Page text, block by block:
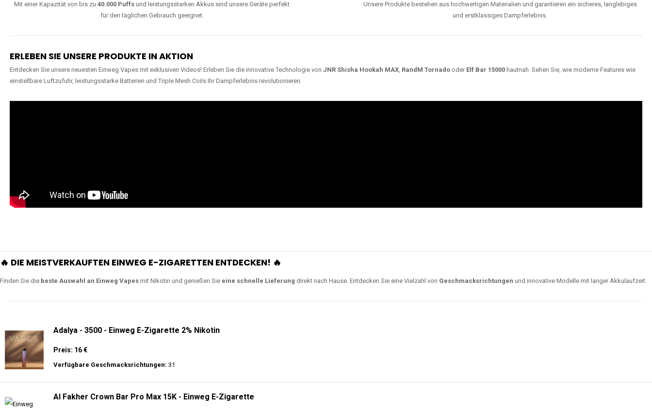
Mit einer Kapazität von bis zu40.000 Puffs und leistungsstarken Akkus sind unsere Geräte perfekt
für den täglichen Gebrauch geeignet.
Unsere Produkte bestehen aus hochwertigen Materialien und garantieren ein sicheres, langlebiges
und erstklassiges Dampferlebnis.
ERLEBEN SIE UNSERE PRODUKTE IN AKTION
Entdecken Sie unsere neuesten Einweg Vapes mit exklusiven Videos! Erleben Sie die innovative Technologie von JNR Shisha Hookah MAX, RandM Tornado oder Elf Bar 15000 hautnah. Sehen Sie, wie moderne Features wie
einstellbare Luftzufuhr, leistungsstarke Batterien und Triple Mesh Coils Ihr Dampferlebnis revolutionieren.
🔥 DIE MEISTVERKAUFTEN EINWEG E-ZIGARETTEN ENTDECKEN! 🔥
Finden Sie die beste Auswahl an Einweg Vapes mit Nikotin und genießen Sie eine schnelle Lieferung direkt nach Hause. Entdecken Sie eine Vielzahl von Geschmacksrichtungen und innovative Modelle mit langer Akkulaufzeit.
Adalya - 3500 - Einweg E-Zigarette 2% Nikotin
Preis: 16 €
Verfügbare Geschmacksrichtungen: 31
Al Fakher Crown Bar Pro Max 15K - Einweg E-Zigarette